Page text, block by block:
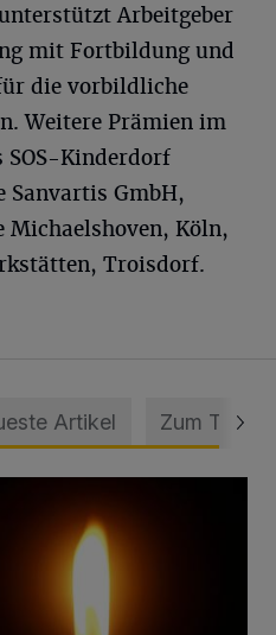
Arbeitgeber
mit Fortbildung und
die vorbildliche
Weitere Prämien im
SOS-Kinderdorf
Sanvartis GmbH,
Michaelshoven, Köln,
Troisdorf.
Artikel Zum Thema